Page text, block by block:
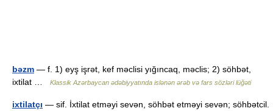
bəzm — f. 1) eyş işrət, kef məclisi yığıncaq, məclis; 2) söhbət,
ixtilat …
Klassik Azərbaycan ədəbiyyatında islənən ərəb və fars sözləri lüğəti
ixtilatçı — sif. İxtilat etməyi sevən, söhbət etməyi sevən; söhbətcil.